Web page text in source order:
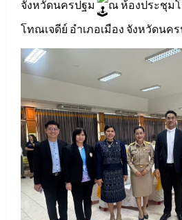
จังหวัดนครปฐม
ณ ห้องประชุมโ
โทณเจดีย์ อำเภอเมือง จังหวัดนค